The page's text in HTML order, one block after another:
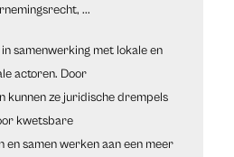
...
samenwerking met lokale en
actoren. Door
kunnen ze juridische drempels
kwetsbare
en samen werken aan een meer